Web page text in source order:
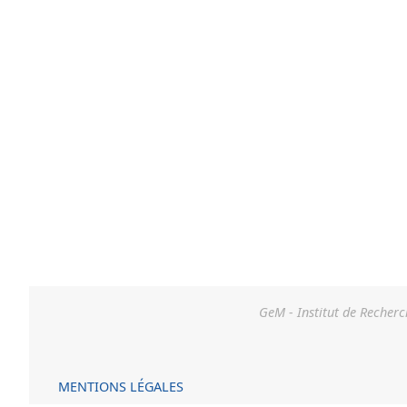
GeM - Institut de
MENTIONS LÉGALES